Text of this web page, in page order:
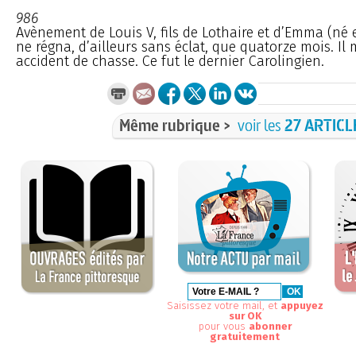
986
Avènement de Louis V, fils de Lothaire et d’Emma (né
ne régna, d’ailleurs sans éclat, que quatorze mois. Il
accident de chasse. Ce fut le dernier Carolingien.
Même rubrique > voir les27
Saisissez votre mail, et appuyez
sur OK
pour vous abonner
gratuitement